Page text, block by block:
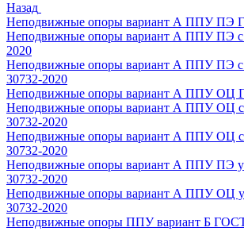
Назад
Неподвижные опоры вариант А ППУ ПЭ
Неподвижные опоры вариант А ППУ ПЭ
2020
Неподвижные опоры вариант А ППУ
30732-2020
Неподвижные опоры вариант А ППУ ОЦ
Неподвижные опоры вариант А ППУ ОЦ
30732-2020
Неподвижные опоры вариант А ППУ
30732-2020
Неподвижные опоры вариант А ППУ ПЭ
30732-2020
Неподвижные опоры вариант А ППУ ОЦ
30732-2020
Неподвижные опоры ППУ вариант Б